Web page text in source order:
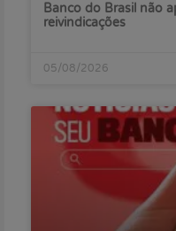
Banco do Brasil não
reivindicações
05/08/2026